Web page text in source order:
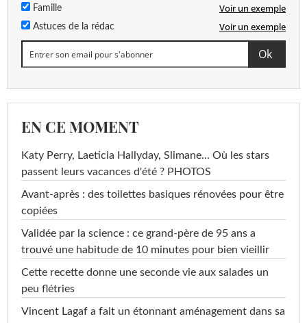
Famille Voir un exemple
Astuces de la rédac Voir un exemple
EN CE MOMENT
Katy Perry, Laeticia Hallyday, Slimane... Où les stars
passent leurs vacances d'été ? PHOTOS
Avant-après : des toilettes basiques rénovées pour être
copiées
Validée par la science : ce grand-père de 95 ans a
trouvé une habitude de 10 minutes pour bien vieillir
Cette recette donne une seconde vie aux salades un
peu flétries
Vincent Lagaf a fait un étonnant aménagement dans sa